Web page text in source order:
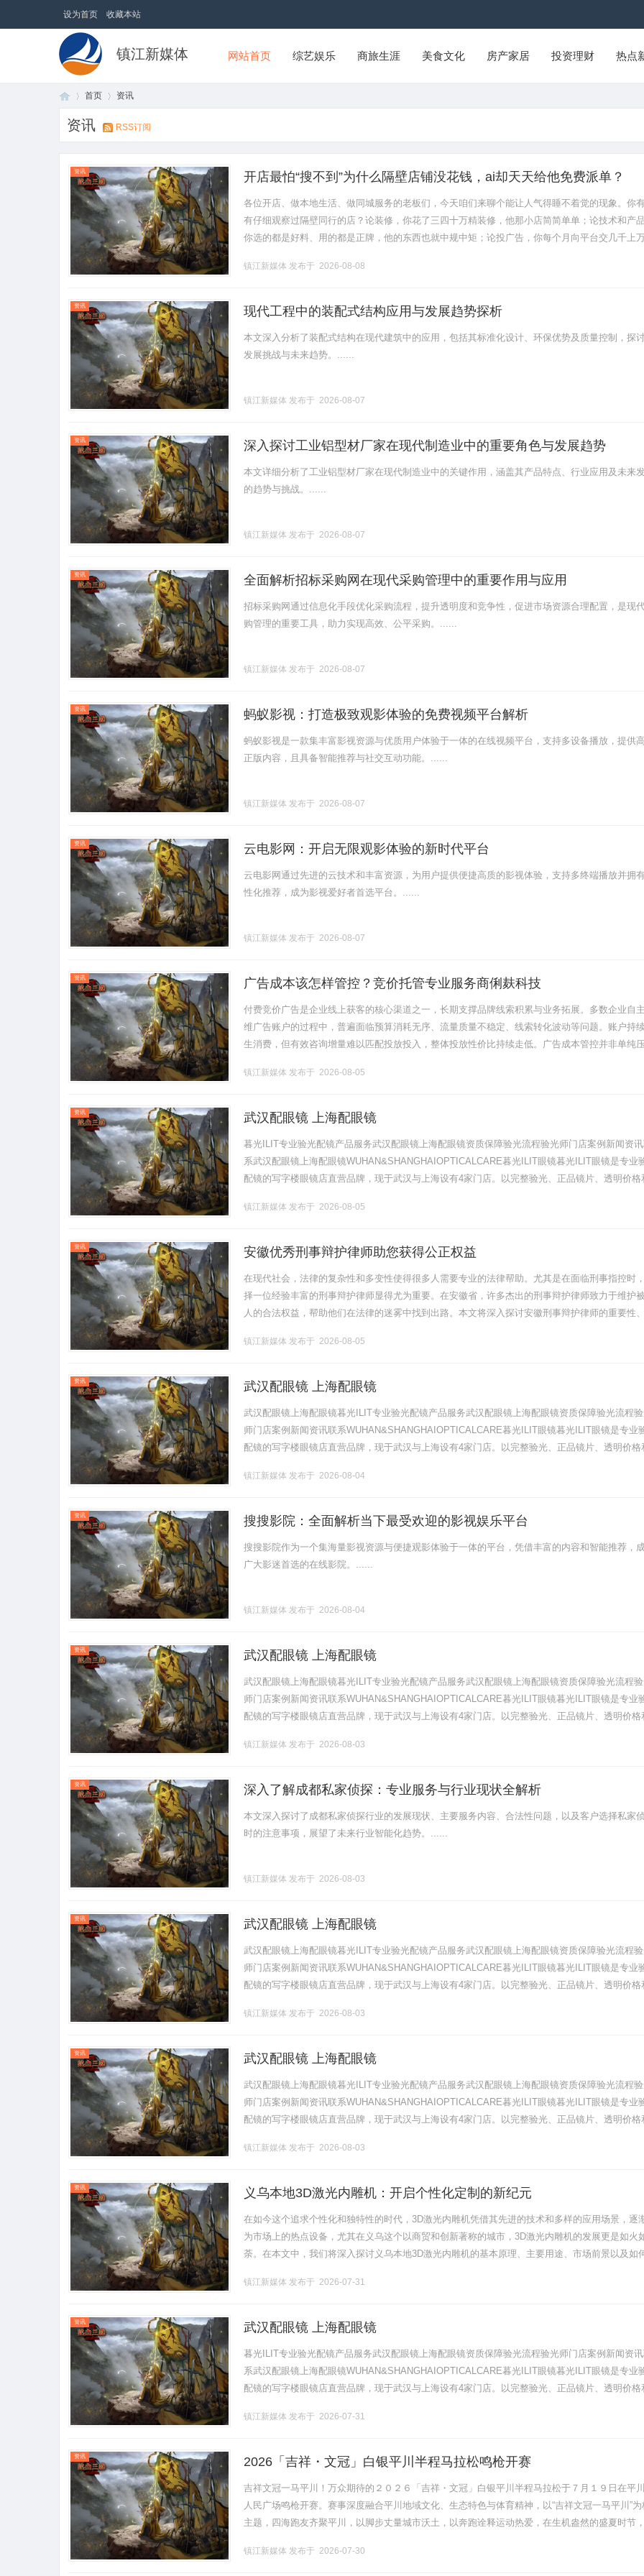
设为首页 收藏本站
镇江新媒体 网站首页 综艺娱乐 商旅生涯 美食文化 房产家居 投资理财 热点
首页 资讯
资讯 RSS订阅
资讯 开店最怕“搜不到”为什么隔壁店铺没花钱，ai却天天给他免费派单？
各位开店、做本地生活、做同城服务的老板们，今天咱们来聊个能让人气得睡不着觉的现象。你
有仔细观察过隔壁同行的店？论装修，你花了三四十万精装修，他那小店简简单单；论技术和产品
你选的都是好料、用的都是正牌，他的东西也就中规中矩；论投广告，你每个月向平台交几千上
天天有同.........
镇江新媒体 发布于 2026-08-08
资讯 现代工程中的装配式结构应用与发展趋势探析
本文深入分析了装配式结构在现代建筑中的应用，包括其标准化设计、环保优势及质量控制，探
发展挑战与未来趋势。......
镇江新媒体 发布于 2026-08-07
资讯 深入探讨工业铝型材厂家在现代制造业中的重要角色与发展趋势
本文详细分析了工业铝型材厂家在现代制造业中的关键作用，涵盖其产品特点、行业应用及未来
的趋势与挑战。......
镇江新媒体 发布于 2026-08-07
资讯 全面解析招标采购网在现代采购管理中的重要作用与应用
招标采购网通过信息化手段优化采购流程，提升透明度和竞争性，促进市场资源合理配置，是现
购管理的重要工具，助力实现高效、公平采购。......
镇江新媒体 发布于 2026-08-07
资讯 蚂蚁影视：打造极致观影体验的免费视频平台解析
蚂蚁影视是一款集丰富影视资源与优质用户体验于一体的在线视频平台，支持多设备播放，提供
正版内容，且具备智能推荐与社交互动功能。......
镇江新媒体 发布于 2026-08-07
资讯 云电影网：开启无限观影体验的新时代平台
云电影网通过先进的云技术和丰富资源，为用户提供便捷高质的影视体验，支持多终端播放并拥
性化推荐，成为影视爱好者首选平台。......
镇江新媒体 发布于 2026-08-07
资讯 广告成本该怎样管控？竞价托管专业服务商俐麸科技
付费竞价广告是企业线上获客的核心渠道之一，长期支撑品牌线索积累与业务拓展。多数企业自
维广告账户的过程中，普遍面临预算消耗无序、流量质量不稳定、线索转化波动等问题。账户持
生消费，但有效咨询增量难以匹配投放投入，整体投放性价比持续走低。广告成本管控并非单纯
依托标准.........
镇江新媒体 发布于 2026-08-05
资讯 武汉配眼镜 上海配眼镜
暮光ILIT专业验光配镜产品服务武汉配眼镜上海配眼镜资质保障验光流程验光师门店案例新闻资
系武汉配眼镜上海配眼镜WUHAN&SHANGHAIOPTICALCARE暮光ILIT眼镜暮光ILIT眼镜是专业
配镜的写字楼眼镜店直营品牌，现于武汉与上海设有4家门店。以完整验光、正品镜片、透明价格
镇江新媒体 发布于 2026-08-05
资讯 安徽优秀刑事辩护律师助您获得公正权益
在现代社会，法律的复杂性和多变性使得很多人需要专业的法律帮助。尤其是在面临刑事指控时
择一位经验丰富的刑事辩护律师显得尤为重要。在安徽省，许多杰出的刑事辩护律师致力于维护
人的合法权益，帮助他们在法律的迷雾中找到出路。本文将深入探讨安徽刑事辩护律师的重要性
业人士。.........
镇江新媒体 发布于 2026-08-05
资讯 武汉配眼镜 上海配眼镜
武汉配眼镜上海配眼镜暮光ILIT专业验光配镜产品服务武汉配眼镜上海配眼镜资质保障验光流程
师门店案例新闻资讯联系WUHAN&SHANGHAIOPTICALCARE暮光ILIT眼镜暮光ILIT眼镜是专业
配镜的写字楼眼镜店直营品牌，现于武汉与上海设有4家门店。以完整验光、正品镜片、透明价格
镇江新媒体 发布于 2026-08-04
资讯 搜搜影院：全面解析当下最受欢迎的影视娱乐平台
搜搜影院作为一个集海量影视资源与便捷观影体验于一体的平台，凭借丰富的内容和智能推荐，
广大影迷首选的在线影院。......
镇江新媒体 发布于 2026-08-04
资讯 武汉配眼镜 上海配眼镜
武汉配眼镜上海配眼镜暮光ILIT专业验光配镜产品服务武汉配眼镜上海配眼镜资质保障验光流程
师门店案例新闻资讯联系WUHAN&SHANGHAIOPTICALCARE暮光ILIT眼镜暮光ILIT眼镜是专业
配镜的写字楼眼镜店直营品牌，现于武汉与上海设有4家门店。以完整验光、正品镜片、透明价格
镇江新媒体 发布于 2026-08-03
资讯 深入了解成都私家侦探：专业服务与行业现状全解析
本文深入探讨了成都私家侦探行业的发展现状、主要服务内容、合法性问题，以及客户选择私家
时的注意事项，展望了未来行业智能化趋势。......
镇江新媒体 发布于 2026-08-03
资讯 武汉配眼镜 上海配眼镜
武汉配眼镜上海配眼镜暮光ILIT专业验光配镜产品服务武汉配眼镜上海配眼镜资质保障验光流程
师门店案例新闻资讯联系WUHAN&SHANGHAIOPTICALCARE暮光ILIT眼镜暮光ILIT眼镜是专业
配镜的写字楼眼镜店直营品牌，现于武汉与上海设有4家门店。以完整验光、正品镜片、透明价格
镇江新媒体 发布于 2026-08-03
资讯 武汉配眼镜 上海配眼镜
武汉配眼镜上海配眼镜暮光ILIT专业验光配镜产品服务武汉配眼镜上海配眼镜资质保障验光流程
师门店案例新闻资讯联系WUHAN&SHANGHAIOPTICALCARE暮光ILIT眼镜暮光ILIT眼镜是专业
配镜的写字楼眼镜店直营品牌，现于武汉与上海设有4家门店。以完整验光、正品镜片、透明价格
镇江新媒体 发布于 2026-08-03
资讯 义乌本地3D激光内雕机：开启个性化定制的新纪元
在如今这个追求个性化和独特性的时代，3D激光内雕机凭借其先进的技术和多样的应用场景，逐
为市场上的热点设备，尤其在义乌这个以商贸和创新著称的城市，3D激光内雕机的发展更是如火
荼。在本文中，我们将深入探讨义乌本地3D激光内雕机的基本原理、主要用途、市场前景以及如
技.........
镇江新媒体 发布于 2026-07-31
资讯 武汉配眼镜 上海配眼镜
暮光ILIT专业验光配镜产品服务武汉配眼镜上海配眼镜资质保障验光流程验光师门店案例新闻资
系武汉配眼镜上海配眼镜WUHAN&SHANGHAIOPTICALCARE暮光ILIT眼镜暮光ILIT眼镜是专业
配镜的写字楼眼镜店直营品牌，现于武汉与上海设有4家门店。以完整验光、正品镜片、透明价格
镇江新媒体 发布于 2026-07-31
资讯 2026「吉祥・文冠」白银平川半程马拉松鸣枪开赛
吉祥文冠一马平川！万众期待的２０２６「吉祥・文冠」白银平川半程马拉松于７月１９日在平
人民广场鸣枪开赛。赛事深度融合平川地域文化、生态特色与体育精神，以“吉祥文冠一马平川”
主题，四海跑友齐聚平川，以脚步丈量城市沃土，以奔跑诠释运动热爱，在生机盎然的盛夏时节
民政.........
镇江新媒体 发布于 2026-07-30